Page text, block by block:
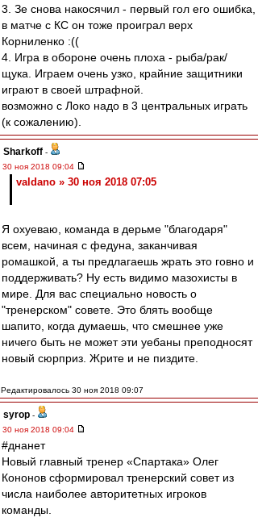
3. Зе снова накосячил - первый гол его ошибка,
в матче с КС он тоже проиграл верх
Корниленко :((
4. Игра в обороне очень плоха - рыба/рак/
щука. Играем очень узко, крайние защитники
играют в своей штрафной.
возможно с Локо надо в 3 центральных играть
(к сожалению).
Sharkoff -
30 ноя 2018 09:04
valdano » 30 ноя 2018 07:05
Я охуеваю, команда в дерьме "благодаря"
всем, начиная с федуна, заканчивая
ромашкой, а ты предлагаешь жрать это говно и
поддерживать? Ну есть видимо мазохисты в
мире. Для вас специально новость о
"тренерском" совете. Это блять вообще
шапито, когда думаешь, что смешнее уже
ничего быть не может эти уебаны преподносят
новый сюрприз. Жрите и не пиздите.
Редактировалось 30 ноя 2018 09:07
syrop -
30 ноя 2018 09:04
#днанет
Новый главный тренер «Спартака» Олег
Кононов сформировал тренерский совет из
числа наиболее авторитетных игроков
команды.